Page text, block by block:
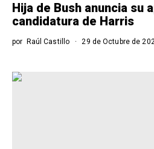
Hija de Bush anuncia su
candidatura de Harris
por Raúl Castillo 29 de Octubre de